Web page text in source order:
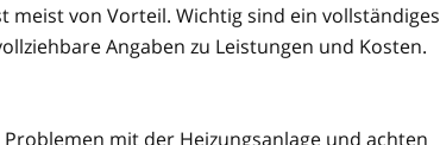
von Vorteil. Wichtig sind ein vollständiges
Angaben zu Leistungen und Kosten.
mit der Heizungsanlage und achten